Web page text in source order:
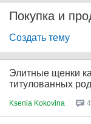
Покупка и
Создать тему
Элитные щенки
титулованных
Ksenia Kokovina